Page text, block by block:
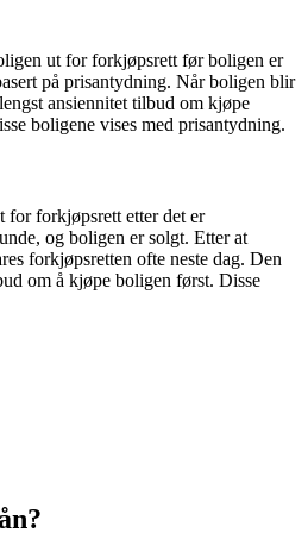
ut for forkjøpsrett før boligen er
på prisantydning. Når boligen blir
ansiennitet tilbud om kjøpe
boligene vises med prisantydning.
for forkjøpsrett etter det er
og boligen er solgt. Etter at
forkjøpsretten ofte neste dag. Den
om å kjøpe boligen først. Disse